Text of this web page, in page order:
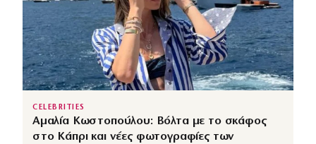
CELEBRITIES
Αμαλία Κωστοπούλου: Βόλτα με το σκάφος
στο Κάπρι και νέες φωτογραφίες των